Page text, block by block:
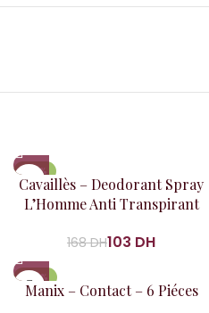
-39%
Cavaillès – Deodorant Spray
L’Homme Anti Transpirant
168DH103 DH
-27%
Manix – Contact – 6 Piéces